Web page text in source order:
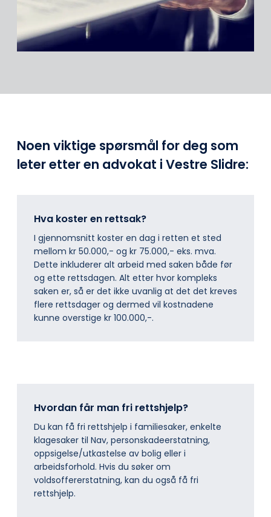
Noen viktige spørsmål for deg som
leter etter en advokat i Vestre Slidre:
Hva koster en rettsak?
I gjennomsnitt koster en dag i retten et sted
mellom kr 50.000,- og kr 75.000,- eks. mva.
Dette inkluderer alt arbeid med saken både før
og ette rettsdagen. Alt etter hvor kompleks
saken er, så er det ikke uvanlig at det det kreves
flere rettsdager og dermed vil kostnadene
kunne overstige kr 100.000,-.
Hvordan får man fri rettshjelp?
Du kan få fri rettshjelp i familiesaker, enkelte
klagesaker til Nav, personskadeerstatning,
oppsigelse/utkastelse av bolig eller i
arbeidsforhold. Hvis du søker om
voldsoffererstatning, kan du også få fri
rettshjelp.